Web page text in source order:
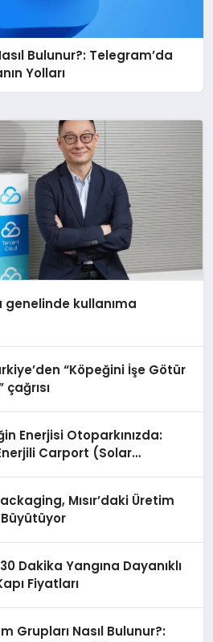
Bulunur?: Telegram’da
Yolları
kullanıma
“Köpeğini İşe Götür
çağrısı
Enerjisi Otoparkınızda:
Carport (Solar
Mısır’daki Üretim
Dakika Yangına Dayanıklı
Fiyatları
Grupları Nasıl Bulunur?: